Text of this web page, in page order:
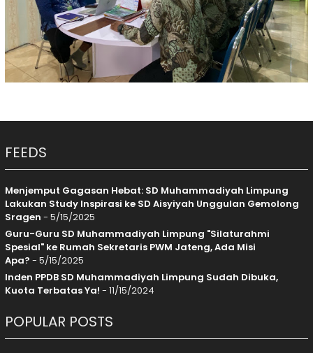
FEEDS
Menjemput Gagasan Hebat: SD Muhammadiyah Limpung
Lakukan Study Inspirasi ke SD Aisyiyah Unggulan Gemolong
Sragen - 5/15/2025
Guru-Guru SD Muhammadiyah Limpung "Silaturahmi
Spesial" ke Rumah Sekretaris PWM Jateng, Ada Misi
Apa? - 5/15/2025
Inden PPDB SD Muhammadiyah Limpung Sudah Dibuka,
Kuota Terbatas Ya! - 11/15/2024
POPULAR POSTS